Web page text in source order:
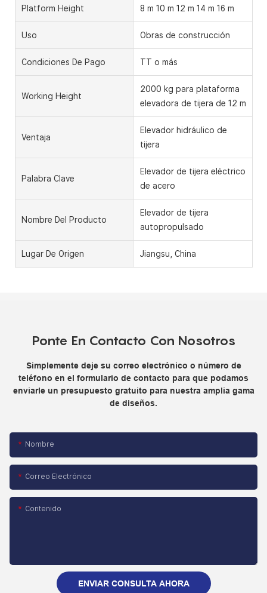
Platform Height 8 m 10 m 12 m 14 m 16 m
Uso Obras de construcción
Condiciones De Pago TT o más
Working Height
2000 kg para plataforma
elevadora de tijera de 12 m
Ventaja
Elevador hidráulico de
tijera
Palabra Clave
Elevador de tijera eléctrico
de acero
Nombre Del Producto
Elevador de tijera
autopropulsado
Lugar De Origen Jiangsu, China
Ponte En Contacto Con Nosotros
Simplemente deje su correo electrónico o número de
teléfono en el formulario de contacto para que podamos
enviarle un presupuesto gratuito para nuestra amplia gama
de diseños.
Nombre
Correo Electrónico
Contenido
ENVIAR CONSULTA AHORA